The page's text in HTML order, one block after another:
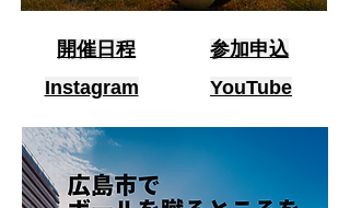
開催日程
参加申込
Instagram
YouTube